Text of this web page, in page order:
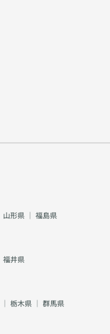
山形県 ｜ 福島県
福井県
｜ 栃木県 ｜ 群馬県